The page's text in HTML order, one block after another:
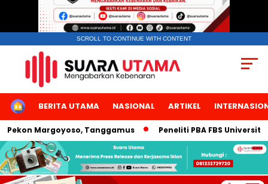
SCROLL TO CONTINUE WITH CONTENT
HOMEBERITA UTAMA NASIONAL ARTIKEL
Margoyoso, Tanggamus Peneliti PBA FBS Universitas